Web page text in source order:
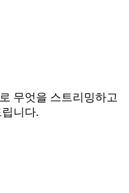
무엇을 스트리밍하고
니다.